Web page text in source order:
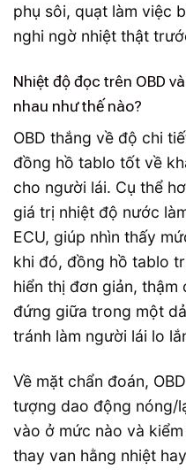
phụ sôi, quạt làm việc
nghi ngờ nhiệt thật
Nhiệt độ đọc trên OBD
nhau như thế nào?
OBD thắng về độ chi
đồng hồ tablo tốt về
cho người lái. Cụ thể
giá trị nhiệt độ nước
ECU, giúp nhìn thấy
khi đó, đồng hồ tablo
hiển thị đơn giản, thậm
đứng giữa trong một
tránh làm người lái lo
Về mặt chẩn đoán,
tượng dao động nóng/
vào ở mức nào và
thay van hằng nhiệt